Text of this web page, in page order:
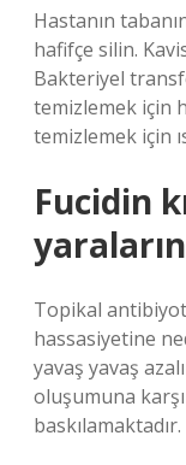
Hastanın
hafifçe silin.
Bakteriyel
temizlemek için
temizlemek için
Fucidin
Topikal
hassasiyetine
yavaş yavaş
oluşumuna karşı
baskılamaktadır.